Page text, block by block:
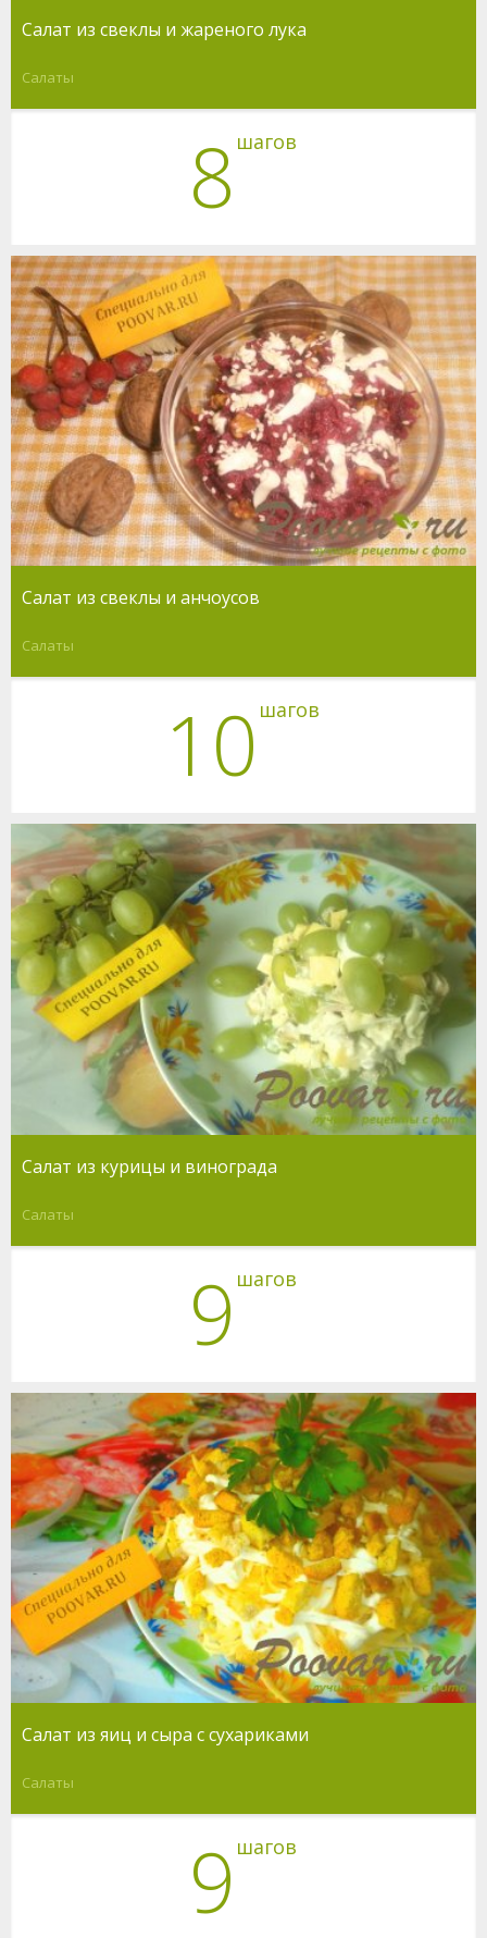
Салат из свеклы и жареного лука
Салаты
8 шагов
Салат из свеклы и анчоусов
Салаты
10 шагов
Салат из курицы и винограда
Салаты
9 шагов
Салат из яиц и сыра с сухариками
Салаты
9 шагов